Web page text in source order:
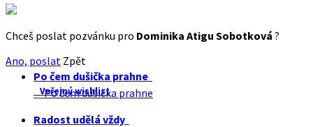
Chceš poslat pozvánku pro Dominika Atigu Sobotková ?
Ano, poslat Zpět
Po čem dušička prahne
Veřejný wishlist
Po čem dušička prahne
Radost udělá vždy